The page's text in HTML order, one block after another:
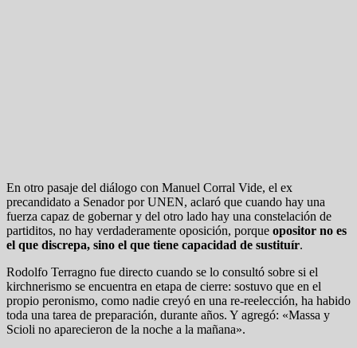
En otro pasaje del diálogo con Manuel Corral Vide, el ex
precandidato a Senador por UNEN, aclaró que cuando hay una
fuerza capaz de gobernar y del otro lado hay una constelación de
partiditos, no hay verdaderamente oposición, porque opositor no es
el que discrepa, sino el que tiene capacidad de sustituír.
Rodolfo Terragno fue directo cuando se lo consultó sobre si el
kirchnerismo se encuentra en etapa de cierre: sostuvo que en el
propio peronismo, como nadie creyó en una re-reelección, ha habido
toda una tarea de preparación, durante años. Y agregó: «Massa y
Scioli no aparecieron de la noche a la mañana».